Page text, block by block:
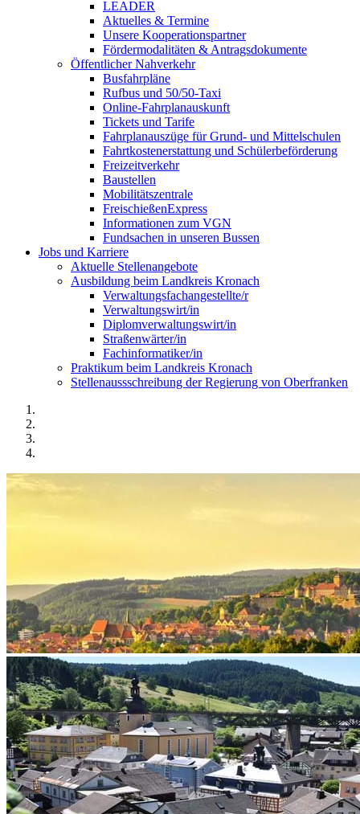
LEADER
Aktuelles & Termine
Unsere Kooperationspartner
Fördermodalitäten & Antragsdokumente
Öffentlicher Nahverkehr
Busfahrpläne
Rufbus und 50/50-Taxi
Online-Fahrplanauskunft
Tickets und Tarife
Fahrplanauszüge für Grund- und Mittelschulen
Fahrtkostenerstattung und Schülerbeförderung
Freizeitverkehr
Baustellen
Mobilitätszentrale
FreischießenExpress
Informationen zum VGN
Fundsachen in unseren Bussen
Jobs und Karriere
Aktuelle Stellenangebote
Ausbildung beim Landkreis Kronach
Verwaltungsfachangestellte/r
Verwaltungswirt/in
Diplomverwaltungswirt/in
Straßenwärter/in
Fachinformatiker/in
Praktikum beim Landkreis Kronach
Stellenaussschreibung der Regierung von Oberfranken